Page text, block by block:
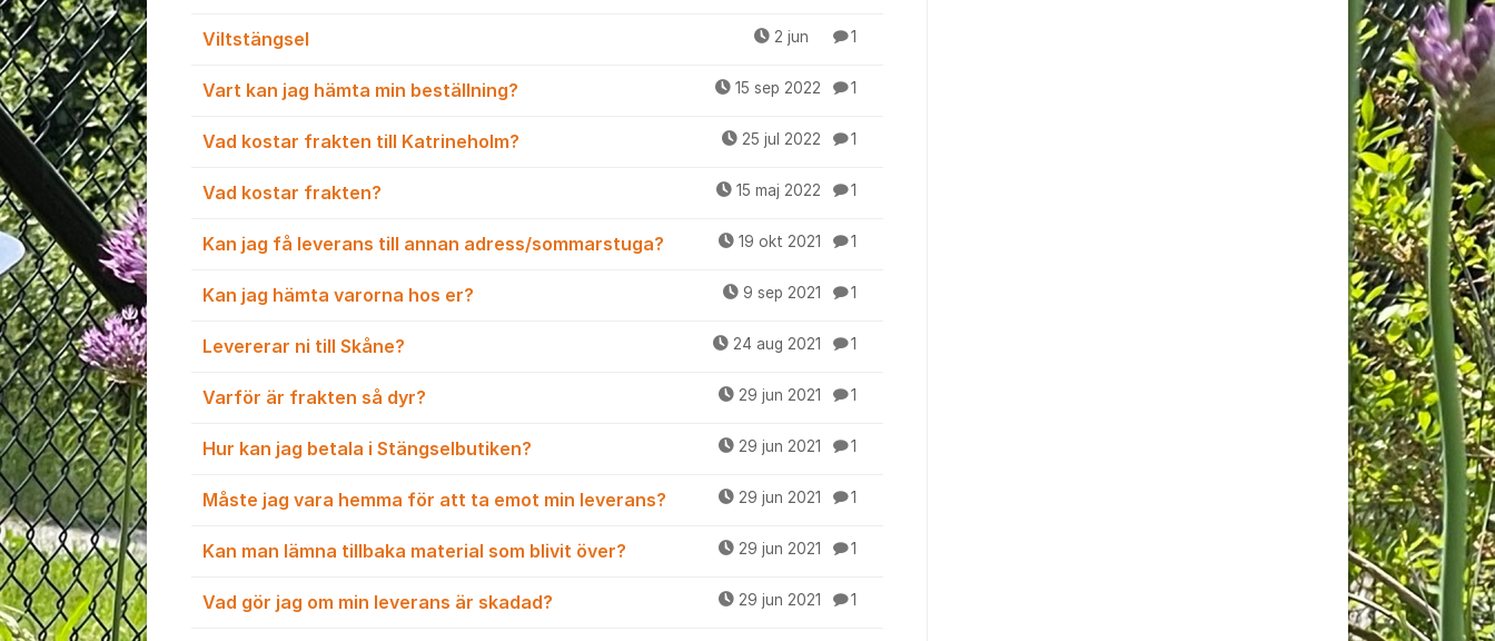
Viltstängsel 2 jun 1
Vart kan jag hämta min beställning? 15 sep 2022 1
Vad kostar frakten till Katrineholm? 25 jul 2022 1
Vad kostar frakten? 15 maj 2022 1
Kan jag få leverans till annan adress/sommarstuga? 19 okt 2021 1
Kan jag hämta varorna hos er? 9 sep 2021 1
Levererar ni till Skåne? 24 aug 2021 1
Varför är frakten så dyr? 29 jun 2021 1
Hur kan jag betala i Stängselbutiken? 29 jun 2021 1
Måste jag vara hemma för att ta emot min leverans? 29 jun 2021 1
Kan man lämna tillbaka material som blivit över? 29 jun 2021 1
Vad gör jag om min leverans är skadad? 29 jun 2021 1